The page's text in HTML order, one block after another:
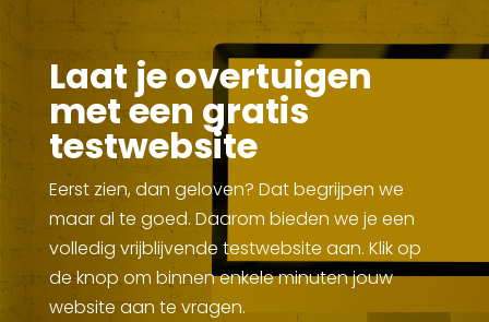
Laat je overtuigen
met een gratis
testwebsite
Eerst zien, dan geloven? Dat begrijpen we
maar al te goed. Daarom bieden we je een
volledig vrijblijvende testwebsite aan. Klik op
de knop om binnen enkele minuten jouw
website aan te vragen.